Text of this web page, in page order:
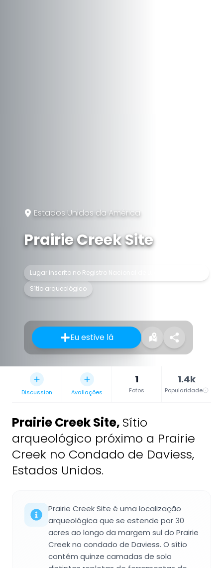
Estados Unidos da América
Prairie Creek Site
Lugar inscrito no Registro Nacional de Lugares Históricos
Sítio arqueológico
Eu estive lá
Discussion Avaliações
1
Fotos
1.4k
Popularidade
Prairie Creek Site, Sítio
arqueológico próximo a Prairie
Creek no Condado de Daviess,
Estados Unidos.
Prairie Creek Site é uma localização
arqueológica que se estende por 30
acres ao longo da margem sul do Prairie
Creek no condado de Daviess. O sítio
contém quinze camadas de solo